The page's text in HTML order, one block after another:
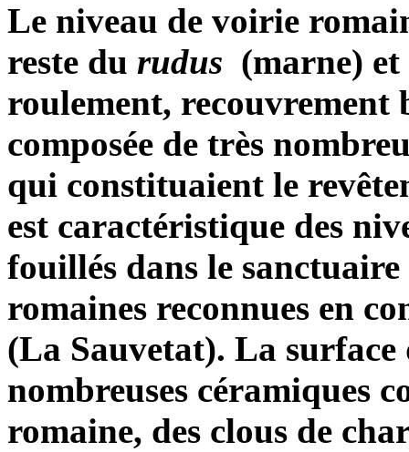
Le niveau de voirie
reste du rudus (marne)
roulement, recouvrement
composée de très
qui constituaient le
est caractéristique des
fouillés dans le
romaines reconnues en
(La Sauvetat). La surface
nombreuses céramiques
romaine, des clous de